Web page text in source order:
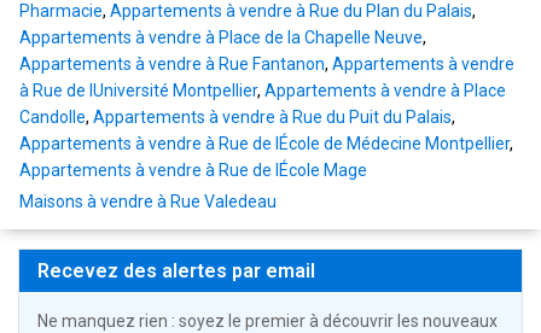
Pharmacie, Appartements à vendre à Rue du Plan du Palais,
Appartements à vendre à Place de la Chapelle Neuve,
Appartements à vendre à Rue Fantanon, Appartements à vendre
à Rue de lUniversité Montpellier, Appartements à vendre à Place
Candolle, Appartements à vendre à Rue du Puit du Palais,
Appartements à vendre à Rue de lÉcole de Médecine Montpellier,
Appartements à vendre à Rue de lÉcole Mage
Maisons à vendre à Rue Valedeau
Recevez des alertes par email
Ne manquez rien : soyez le premier à découvrir les nouveaux